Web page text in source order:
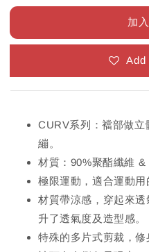
加
CURV系列：襠部做立
繃。
材質：90%聚酯纖維 &
極限運動，適合運動用
材質帶涼感，穿起來
升了透氣度及造型感。
特殊的多片式剪裁，修